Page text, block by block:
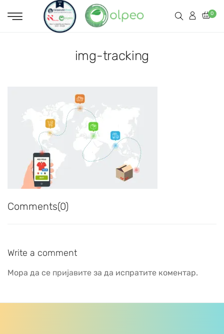
0
img-tracking
Comments(0)
Write a comment
Мора да се пријавите за да испратите коментар.